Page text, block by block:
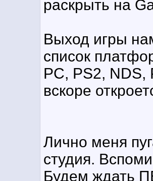
раскрыть на
Выход игры
список
PC, PS2,
вскоре
Лично меня
студия.
Будем ждать